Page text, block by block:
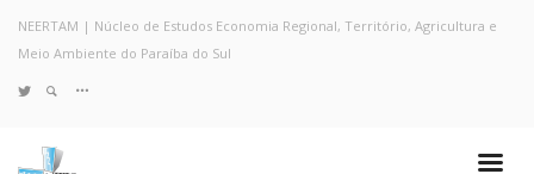
NEERTAM | Núcleo de Estudos Economia Regional, Território, Agricultura e
Meio Ambiente do Paraíba do Sul